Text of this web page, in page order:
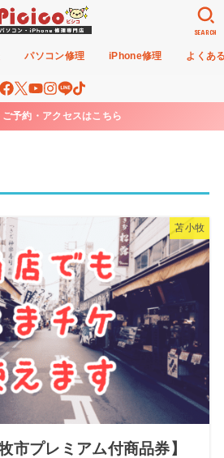
パソコン修理 iPhone修理 よくあ
SEARCH
ご予約・アクセスはこちら
苫小牧
市プレミアム付商品券】